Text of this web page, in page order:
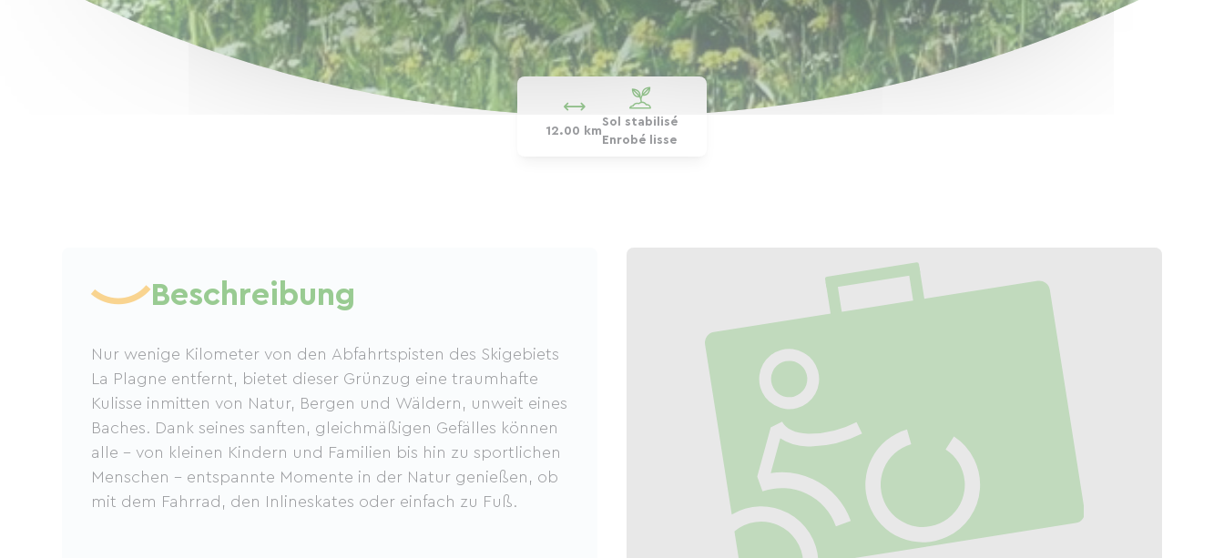
12.00 km
Sol stabilisé
Enrobé lisse
Beschreibung
Nur wenige Kilometer von den Abfahrtspisten des Skigebiets
La Plagne entfernt, bietet dieser Grünzug eine traumhafte
Kulisse inmitten von Natur, Bergen und Wäldern, unweit eines
Baches. Dank seines sanften, gleichmäßigen Gefälles können
alle – von kleinen Kindern und Familien bis hin zu sportlichen
Menschen – entspannte Momente in der Natur genießen, ob
mit dem Fahrrad, den Inlineskates oder einfach zu Fuß.